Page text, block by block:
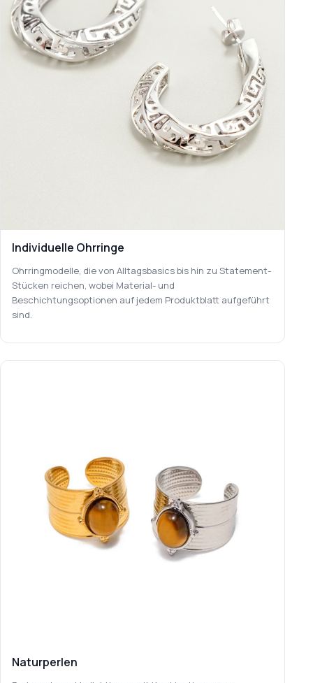
Individuelle Ohrringe
Ohrringmodelle, die von Alltagsbasics bis hin zu Statement-
Stücken reichen, wobei Material- und
Beschichtungsoptionen auf jedem Produktblatt aufgeführt
sind.
Naturperlen